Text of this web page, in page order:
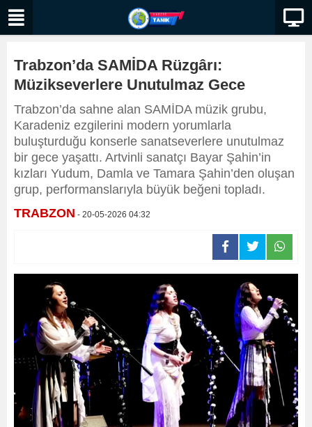
Trabzon’da SAMİDA Rüzgârı:
Müzikseverlere Unutulmaz Gece
Trabzon’da sahne alan SAMİDA müzik grubu,
Karadeniz ezgilerini modern yorumlarla
buluşturduğu konserle sanatseverlere unutulmaz
bir gece yaşattı. Artvinli sanatçı Bayar Şahin’in
kızları Yudum, Damla ve Tamara Şahin’den oluşan
grup, performanslarıyla büyük beğeni topladı.
TRABZON - 20-05-2026 04:32